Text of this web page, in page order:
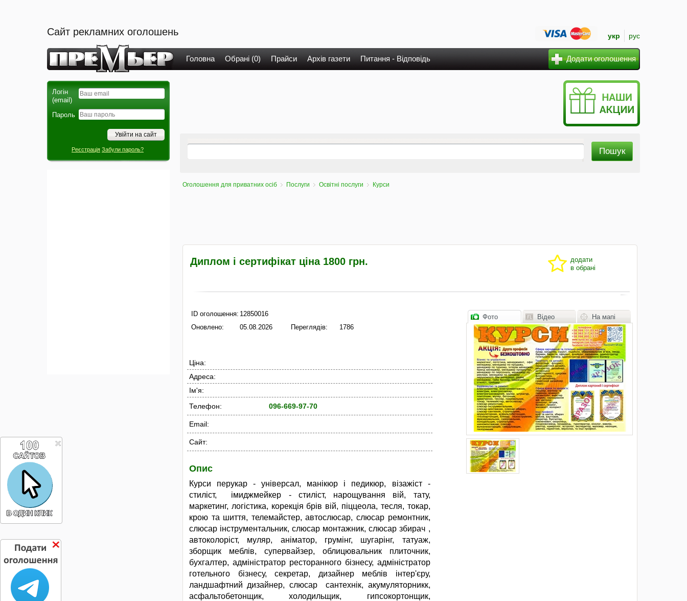
Сайт рекламних оголошень укр рус
Головна Обрані (0) Прайси Архів газети Питання - Відповідь Додати оголошення
Логін
(email)
Пароль
Реєстрація Забули пароль?
Оголошення для приватних осіб Послуги Освітні послуги Курси
Диплом і сертифікат ціна 1800 грн.
додати
в обрані
ID оголошення: 12850016
Оновлено:
05.08.2026 Переглядів: 1786
Ціна:
Адреса:
Ім'я:
Телефон:
096-669-97-70
Email:
Сайт:
Опис
Курси перукар - універсал, манікюр і педикюр, візажіст -
стиліст, імиджмейкер - стиліст, нарощування вій, тату,
маркетинг, логістика, корекція брів вій, піццеола, тесля, токар,
крою та шиття, телемайстер, автослюсар, слюсар ремонтник,
слюсар інструментальник, слюсар монтажник, слюсар збирач ,
автоколоріст, муляр, аніматор, грумінг, шугарінг, татуаж,
зборщик меблів, супервайзер, облицювальник плиточник,
бухгалтер, адміністратор ресторанного бізнесу, адміністратор
готельного бізнесу, секретар, дизайнер меблів інтер'єру,
ландшафтний дизайнер, слюсар сантехнік, акумуляторникк,
асфальтобетонщик, холодильщик, гипсокортонщик,
Фото Відео На мапі